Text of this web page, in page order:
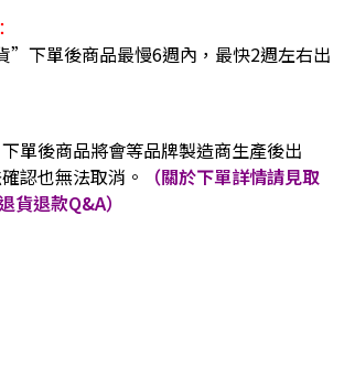
下單後商品最慢6週內，最快2週左右出
單後商品將會等品牌製造商生產後出
認也無法取消。
（關於下單詳情請見取
貨退款Q&A）